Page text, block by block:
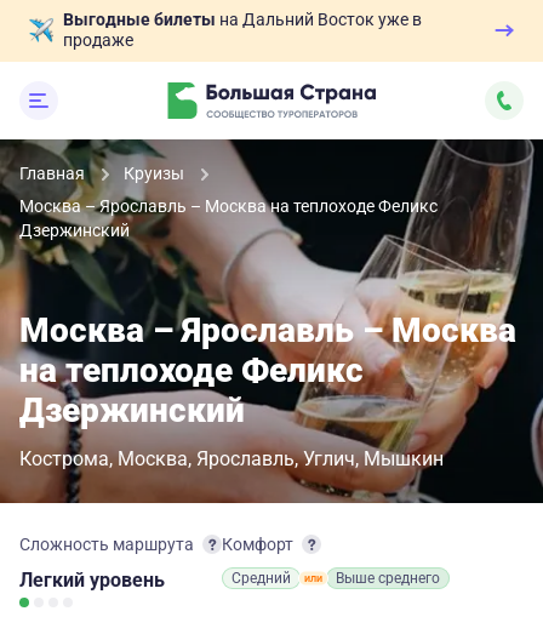
Выгодные билеты на Дальний Восток уже в
продаже
Главная
Круизы
Москва – Ярославль – Москва на теплоходе Феликс
Дзержинский
Москва – Ярославль – Москва
на теплоходе Феликс
Дзержинский
Кострома Москва Ярославль Углич Мышкин
Сложность маршрута
Легкий уровень
Комфорт
Средний Выше среднего